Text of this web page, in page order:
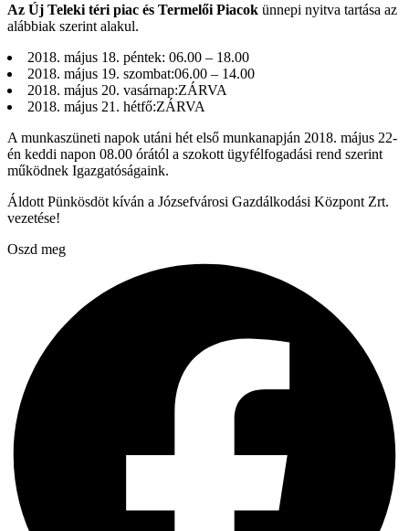
Az Új Teleki téri piac és Termelői Piacok ünnepi nyitva tartása az
alábbiak szerint alakul.
2018. május 18. péntek: 06.00 – 18.00
2018. május 19. szombat:06.00 – 14.00
2018. május 20. vasárnap:ZÁRVA
2018. május 21. hétfő:ZÁRVA
A munkaszüneti napok utáni hét első munkanapján 2018. május 22-
én keddi napon 08.00 órától a szokott ügyfélfogadási rend szerint
működnek Igazgatóságaink.
Áldott Pünkösdöt kíván a Józsefvárosi Gazdálkodási Központ Zrt.
vezetése!
Oszd meg